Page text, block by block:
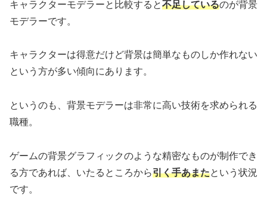
キャラクターモデラーと比較すると不足しているのが背景
モデラーです。
キャラクターは得意だけど背景は簡単なものしか作れない
という方が多い傾向にあります。
というのも、背景モデラーは非常に高い技術を求められる
職種。
ゲームの背景グラフィックのような精密なものが制作でき
る方であれば、いたるところから引く手あまたという状況
です。